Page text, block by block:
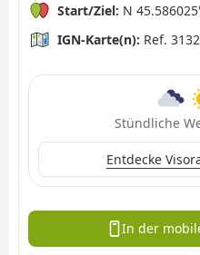
Start/Ziel: N
IGN-Karte(n): Ref.
Stündliche
Entdecke
In der